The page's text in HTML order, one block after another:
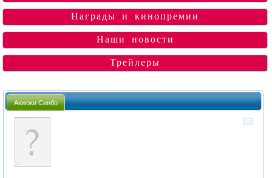
Награды и кинопремии
Наши новости
Трейлеры
Акиюки Синбо